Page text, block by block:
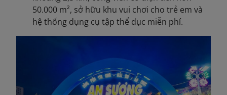
50.000 m², sở hữu khu vui chơi cho trẻ em và
hệ thống dụng cụ tập thể dục miễn phí.